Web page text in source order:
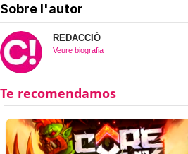
Sobre l'autor
REDACCIÓ
Veure biografia